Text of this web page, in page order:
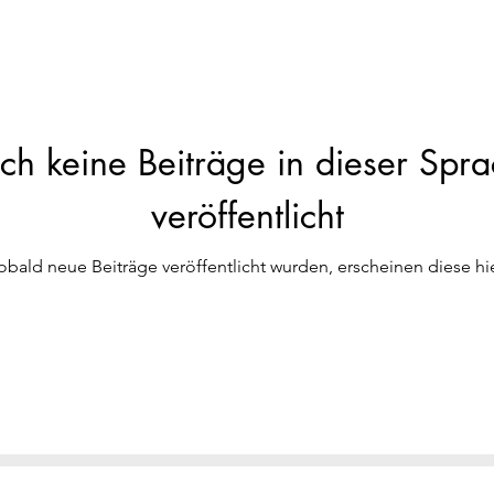
keine Beiträge in dieser
veröffentlicht
neue Beiträge veröffentlicht wurden, erscheinen diese